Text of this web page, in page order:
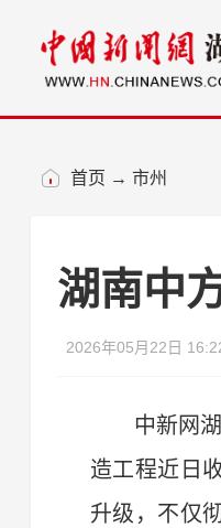
首页 → 市州
湖南中
2026年05月22日
中新网湖
造工程近日
升级，不仅